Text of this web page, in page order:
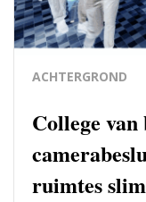
ACHTERGROND
College
ruimtes